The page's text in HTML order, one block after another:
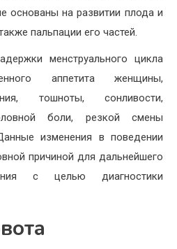
основаны на развитии плода и
пальпации его частей.
менструального цикла
аппетита женщины,
тошноты, сонливости,
боли, резкой смены
изменения в поведении
причиной для дальнейшего
с целью диагностики